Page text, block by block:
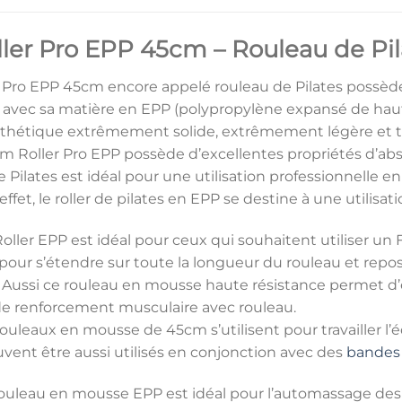
Pro EPP 45cm – Rouleau de
EPP 45cm encore appelé rouleau de Pilates
sa matière en EPP (polypropylène expansé de
extrêmement solide, extrêmement légère et
Roller Pro EPP possède d’excellentes propriétés
Pilates est idéal pour une utilisation professionnelle
le roller de pilates en EPP se destine à une
EPP est idéal pour ceux qui souhaitent utiliser un
s’étendre sur toute la longueur du rouleau et
ce rouleau en mousse haute résistance permet
renforcement musculaire avec rouleau.
en mousse de 45cm s’utilisent pour travailler
être aussi utilisés en conjonction avec des
en mousse EPP est idéal pour l’automassage